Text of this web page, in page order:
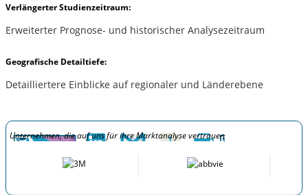
Verlängerter Studienzeitraum:
Erweiterter Prognose- und historischer Analysezeitraum
Geografische Detailtiefe:
Detailliertere Einblicke auf regionaler und Länderebene
Unternehmen, die auf uns für ihre Marktanalyse vertrauen